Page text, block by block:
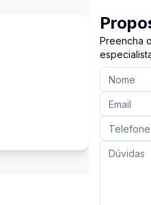
Preencha